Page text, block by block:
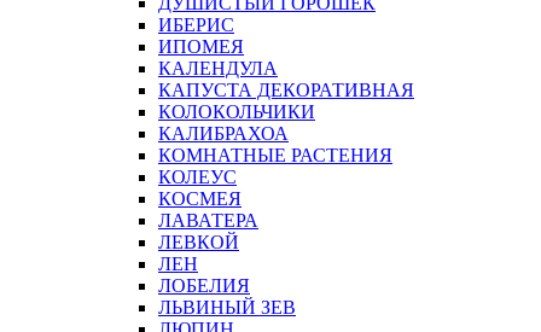
ИБЕРИС
ИПОМЕЯ
КАЛЕНДУЛА
КАПУСТА ДЕКОРАТИВНАЯ
КОЛОКОЛЬЧИКИ
КАЛИБРАХОА
КОМНАТНЫЕ РАСТЕНИЯ
КОЛЕУС
КОСМЕЯ
ЛАВАТЕРА
ЛЕВКОЙ
ЛЕН
ЛОБЕЛИЯ
ЛЬВИНЫЙ ЗЕВ